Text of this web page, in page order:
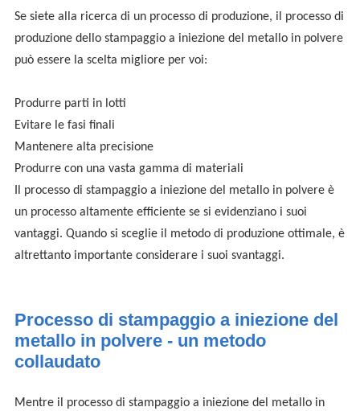
Se siete alla ricerca di un processo di produzione, il processo di
produzione dello stampaggio a iniezione del metallo in polvere
può essere la scelta migliore per voi:
Produrre parti in lotti
Evitare le fasi finali
Mantenere alta precisione
Produrre con una vasta gamma di materiali
Il processo di stampaggio a iniezione del metallo in polvere è
un processo altamente efficiente se si evidenziano i suoi
vantaggi. Quando si sceglie il metodo di produzione ottimale, è
altrettanto importante considerare i suoi svantaggi.
Processo di stampaggio a iniezione del
metallo in polvere - un metodo
collaudato
Mentre il processo di stampaggio a iniezione del metallo in